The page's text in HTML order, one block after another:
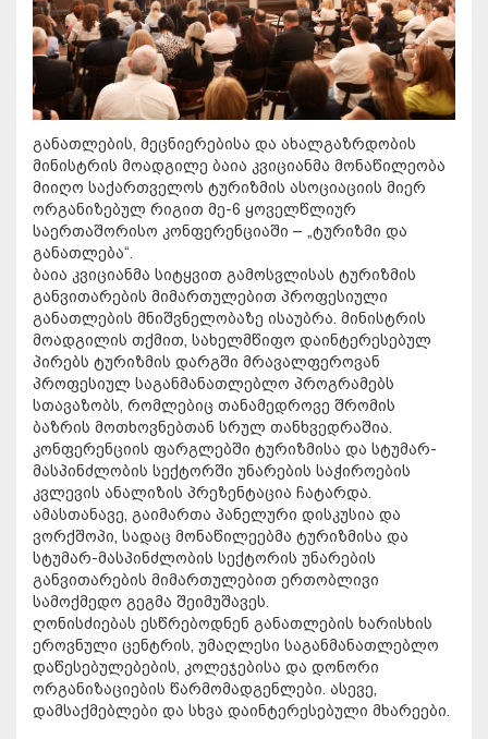
განათლების, მეცნიერებისა და ახალგაზრდობის
მინისტრის მოადგილე ბაია კვიციანმა მონაწილეობა
მიიღო საქართველოს ტურიზმის ასოციაციის მიერ
ორგანიზებულ რიგით მე-6 ყოველწლიურ
საერთაშორისო კონფერენციაში – „ტურიზმი და
განათლება“.
ბაია კვიციანმა სიტყვით გამოსვლისას ტურიზმის
განვითარების მიმართულებით პროფესიული
განათლების მნიშვნელობაზე ისაუბრა. მინისტრის
მოადგილის თქმით, სახელმწიფო დაინტერესებულ
პირებს ტურიზმის დარგში მრავალფეროვან
პროფესიულ საგანმანათლებლო პროგრამებს
სთავაზობს, რომლებიც თანამედროვე შრომის
ბაზრის მოთხოვნებთან სრულ თანხვედრაშია.
კონფერენციის ფარგლებში ტურიზმისა და სტუმარ-
მასპინძლობის სექტორში უნარების საჭიროების
კვლევის ანალიზის პრეზენტაცია ჩატარდა.
ამასთანავე, გაიმართა პანელური დისკუსია და
ვორქშოპი, სადაც მონაწილეებმა ტურიზმისა და
სტუმარ-მასპინძლობის სექტორის უნარების
განვითარების მიმართულებით ერთობლივი
სამოქმედო გეგმა შეიმუშავეს.
ღონისძიებას ესწრებოდნენ განათლების ხარისხის
ეროვნული ცენტრის, უმაღლესი საგანმანათლებლო
დაწესებულებების, კოლეჯებისა და დონორი
ორგანიზაციების წარმომადგენლები. ასევე,
დამსაქმებლები და სხვა დაინტერესებული მხარეები.